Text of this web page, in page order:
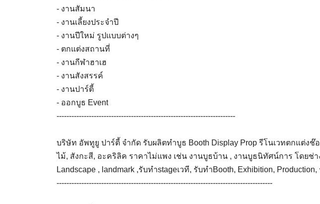
- งานสัมนา
- งานเลี้ยงประจำปี
- งานปีใหม่ รูปแบบต่างๆ
- ตกแต่งสถานที่
- งานกีฬาฮาเฮ
- งานสังสรรค์
- งานปาร์ตี้
- ออกบูธ Event
------------------------------------------------------------------------
บริษัท อัพทูยู ปาร์ตี้ จำกัด รับผลิตทำบูธ Booth Display Prop รีโนเวทตกแต่ง
ไม้, สังกะสี, อะคริลิค ราคาไม่แพง เช่น งานบูธบ้าน , งานบูธนิทัศน์การ โดย
Landscape , landmark ,รับทำstageเวที, รับทำBooth, Exhibition,
---------------------------------------------------------------------------------------